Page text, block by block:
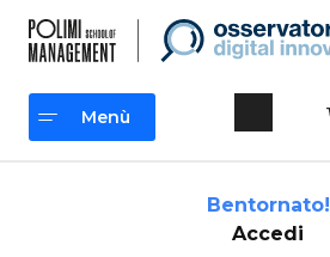
contenuto
Menù
Bentornato!
Accedi